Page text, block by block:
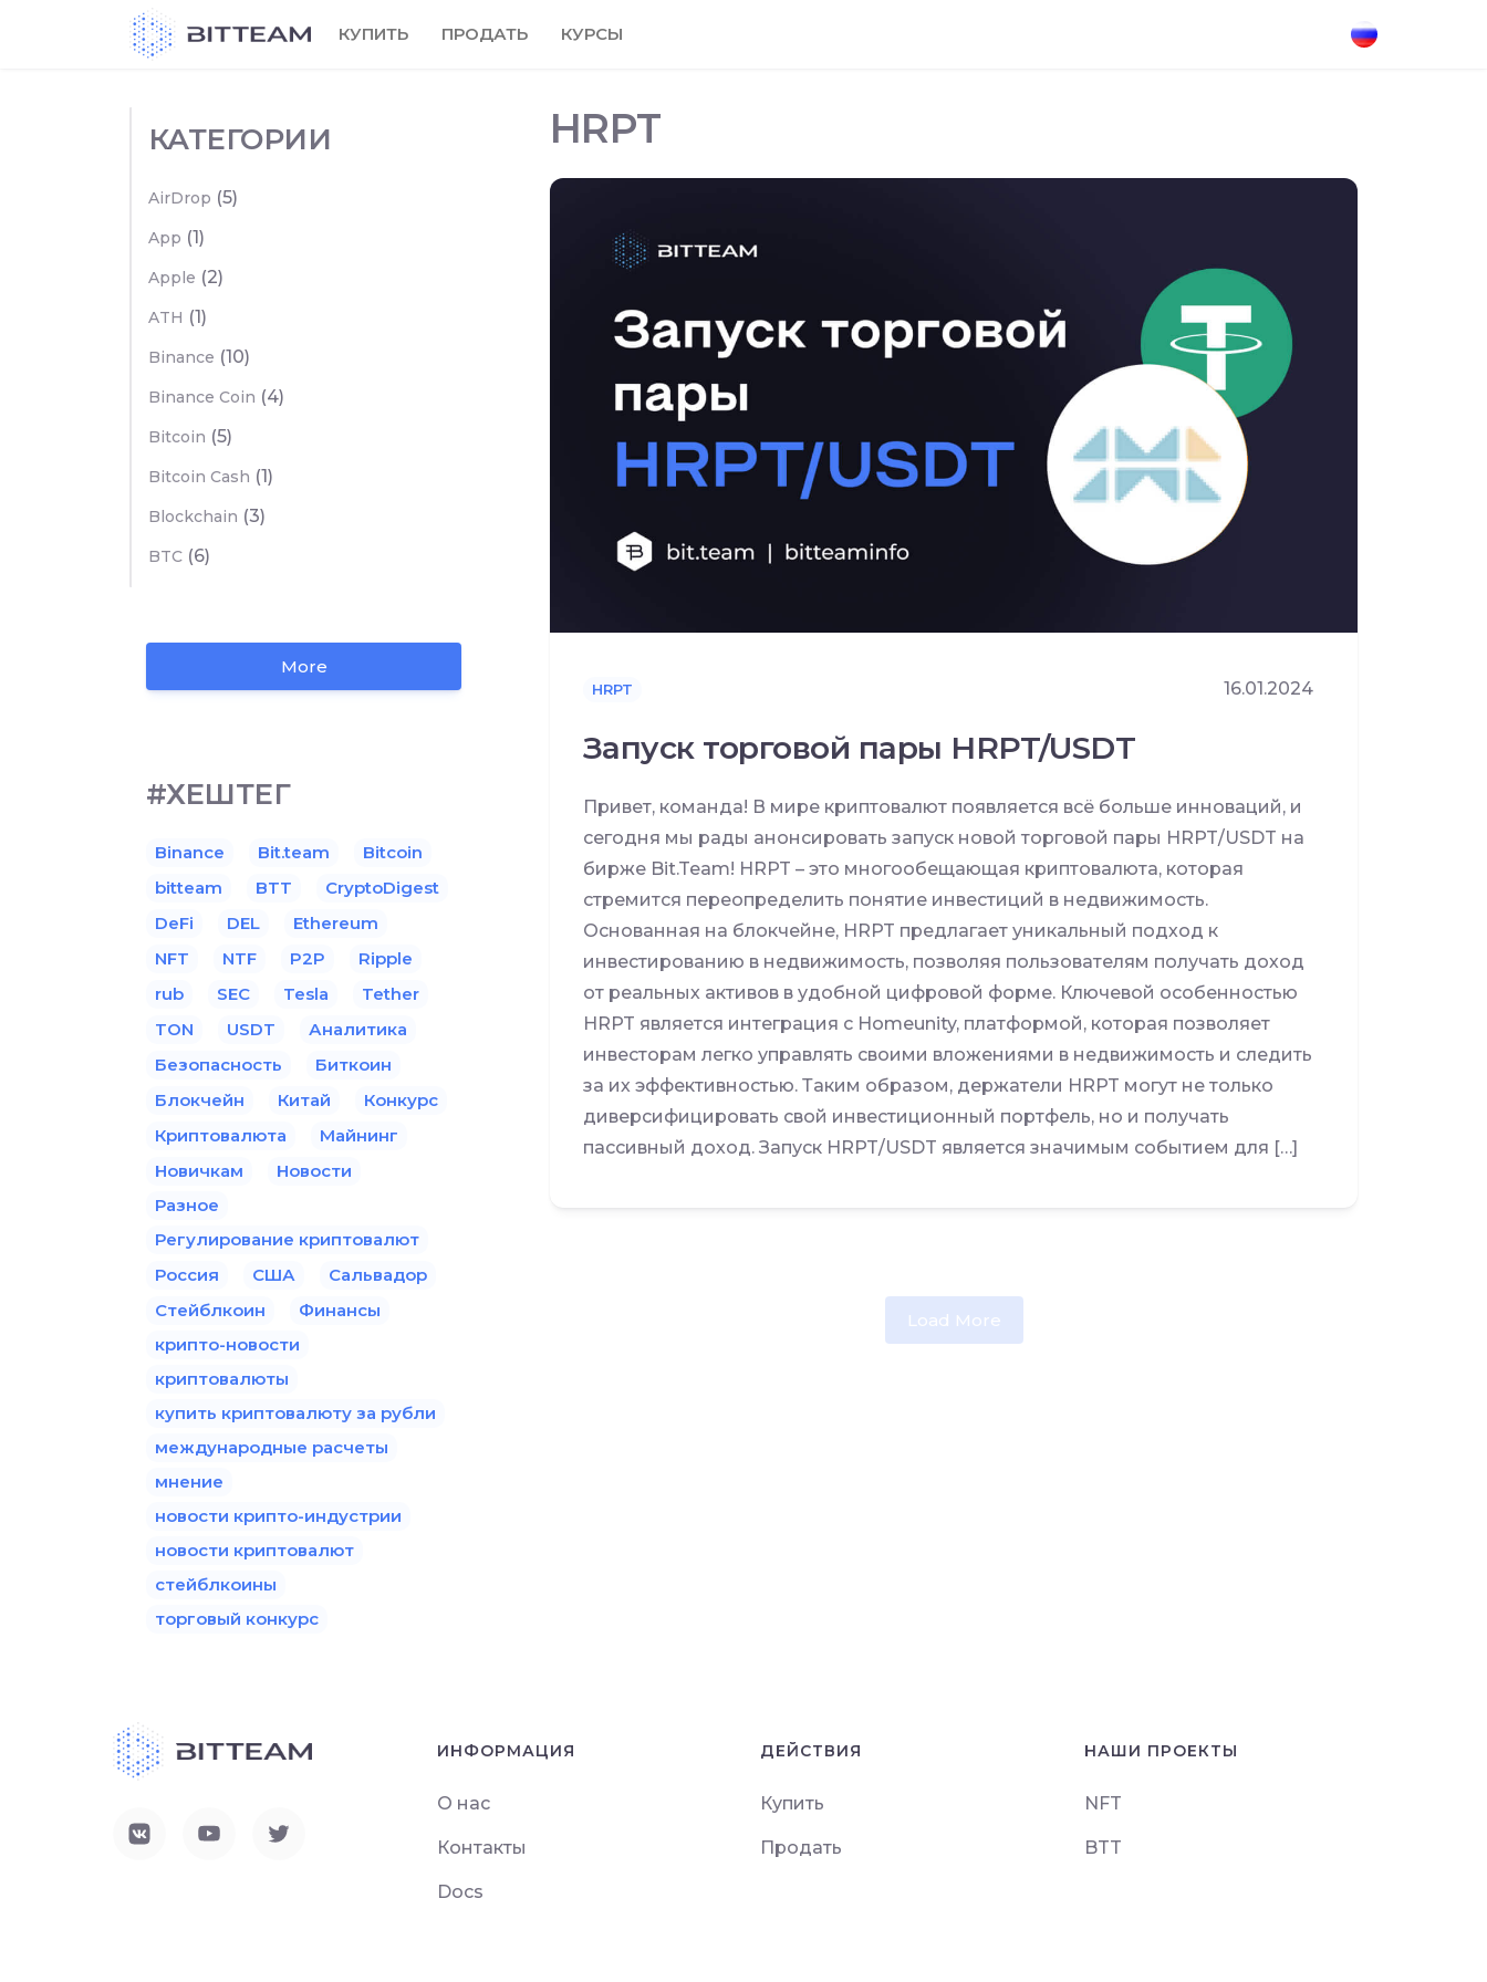
КУПИТЬ ПРОДАТЬ КУРСЫ
HRPT
HRPT 16.01.2024
Запуск торговой пары HRPT/USDT
Привет, команда! В мире криптовалют появляется всё больше инноваций, и
сегодня мы рады анонсировать запуск новой торговой пары HRPT/USDT на
бирже Bit.Team! HRPT – это многообещающая криптовалюта, которая
стремится переопределить понятие инвестиций в недвижимость.
Основанная на блокчейне, HRPT предлагает уникальный подход к
инвестированию в недвижимость, позволяя пользователям получать доход
от реальных активов в удобной цифровой форме. Ключевой особенностью
HRPT является интеграция с Homeunity, платформой, которая позволяет
инвесторам легко управлять своими вложениями в недвижимость и следить
за их эффективностью. Таким образом, держатели HRPT могут не только
диверсифицировать свой инвестиционный портфель, но и получать
пассивный доход. Запуск HRPT/USDT является значимым событием для […]
Load More
КАТЕГОРИИ
AirDrop (5)
App (1)
Apple (2)
ATH (1)
Binance (10)
Binance Coin (4)
Bitcoin (5)
Bitcoin Cash (1)
Blockchain (3)
BTC (6)
More
#ХЕШТЕГ
Binance Bit.team
Bitcoin
bitteam
BTT
CryptoDigest
DeFi
DEL
Ethereum
NFT
NTF P2P
Ripple
rub
SEC Tesla
Tether
TON
USDT
Аналитика
Безопасность
Биткоин
Блокчейн
Китай
Конкурс
Криптовалюта
Майнинг
Новичкам
Новости
Разное
Регулирование криптовалют
Россия
США
Сальвадор
Стейблкоин
Финансы
крипто-новости
криптовалюты
купить криптовалюту за рубли
международные расчеты
мнение
новости крипто-индустрии
новости криптовалют
стейблкоины
торговый конкурс
ИНФОРМАЦИЯ
О нас
Контакты
Docs
ДЕЙСТВИЯ
Купить
Продать
НАШИ ПРОЕКТЫ
NFT
BTT